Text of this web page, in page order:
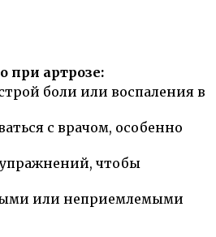
при артрозе:
боли или воспаления в
с врачом, особенно
чтобы
или неприемлемыми